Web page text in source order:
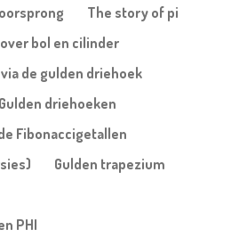
The story of pi
bol en cilinder
de gulden driehoek
Gulden driehoeken
Fibonaccigetallen
Gulden trapezium
PHI